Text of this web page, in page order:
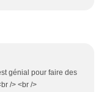
génial pour faire des
/> <br />